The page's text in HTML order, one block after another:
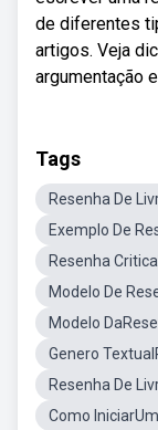
de diferentes
artigos. Veja
argumentação
Tags
Resenha De
Exemplo De
Resenha
Modelo De
Modelo
Genero
Resenha De
Como